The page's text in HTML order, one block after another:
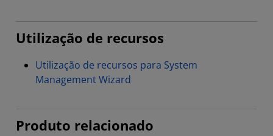
Utilização de recursos
Utilização de recursos para System
Management Wizard
Produto relacionado